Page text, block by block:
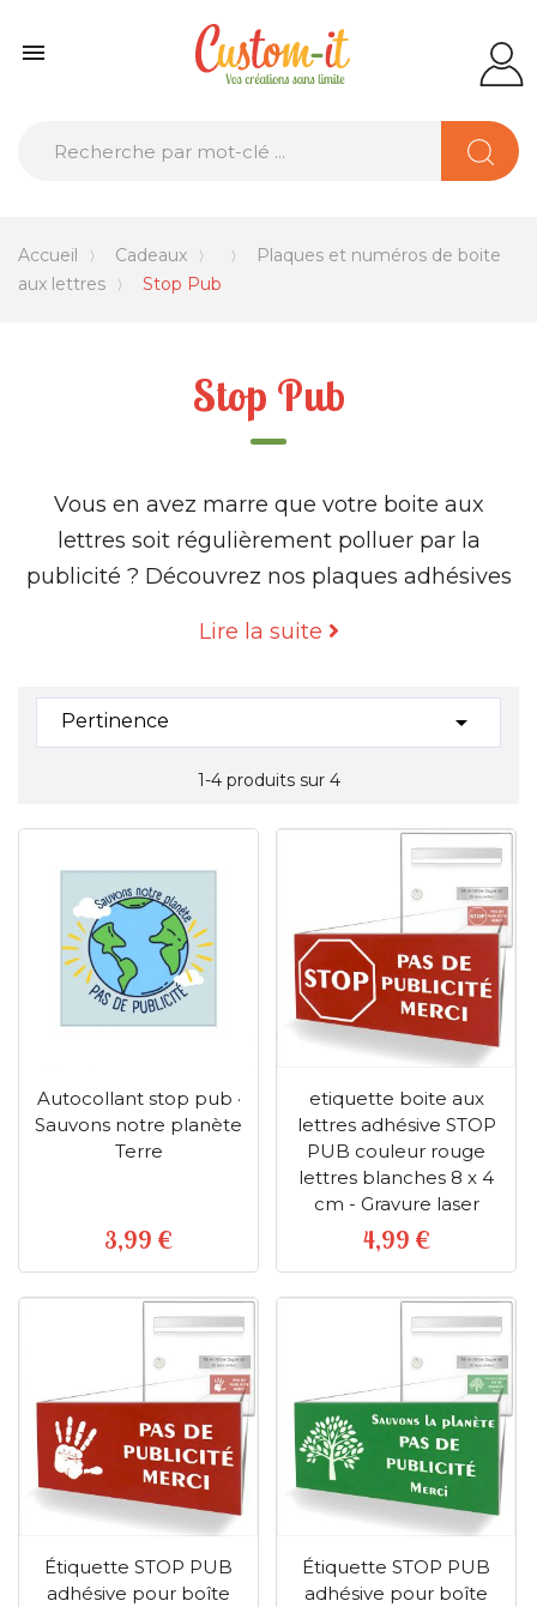

Accueil Cadeaux
Plaques et numéros de boite
aux lettres
Stop Pub
Stop Pub
Vous en avez marre que votre boite aux
lettres soit régulièrement polluer par la
publicité ? Découvrez nos plaques adhésives
PUB réalisées par gravure laser, inaltérable.
vertes dimensions 8 x 4 cm / épaisseur 1.6
mm.
Lire la suite
Pertinence 
1-4 produits sur 4
Autocollant stop pub ·
Sauvons notre planète
Terre
Prix
3,99 €
etiquette boite aux
lettres adhésive STOP
PUB couleur rouge
lettres blanches 8 x 4
cm - Gravure laser
Prix
4,99 €
Étiquette STOP PUB
adhésive pour boîte
Étiquette STOP PUB
adhésive pour boîte